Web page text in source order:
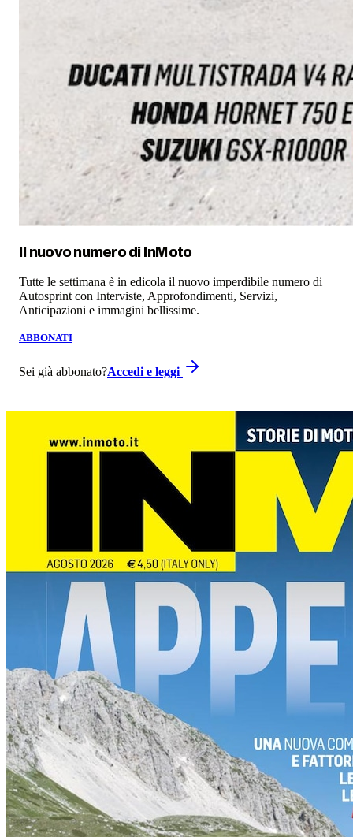
Il nuovo numero di InMoto
Tutte le settimana è in edicola il nuovo imperdibile numero di
Autosprint con Interviste, Approfondimenti, Servizi,
Anticipazioni e immagini bellissime.
ABBONATI
Sei già abbonato?Accedi e leggi